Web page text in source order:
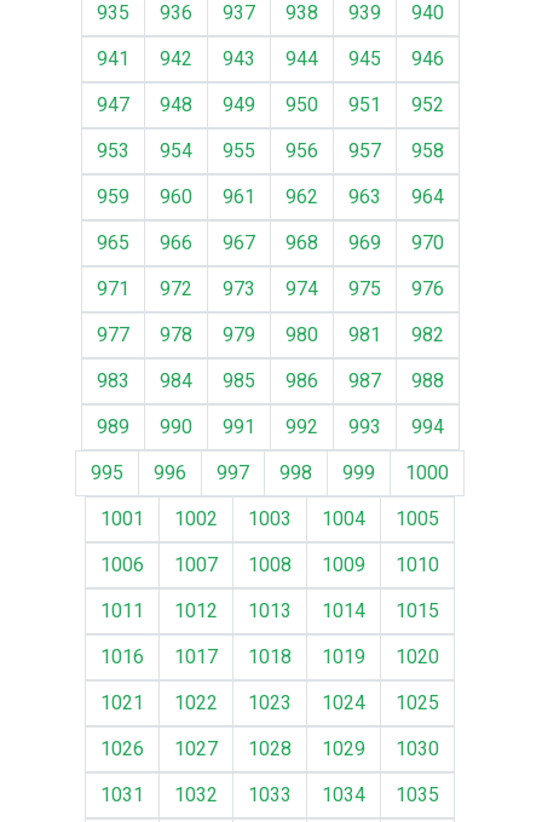
935
936 937 938 939
940
941
942 943 944 945
946
947
948 949 950 951
952
953
954 955 956 957
958
959
960 961 962 963
964
965
966 967 968 969
970
971
972 973 974 975
976
977
978 979 980 981
982
983
984 985 986 987
988
989
990 991 992 993
994
995
996 997 998 999
1000
1001
1002 1003 1004
1005
1006
1007 1008 1009
1010
1011
1012 1013 1014
1015
1016
1017 1018 1019
1020
1021
1022 1023 1024
1025
1026
1027 1028 1029
1030
1031
1032 1033 1034 1035